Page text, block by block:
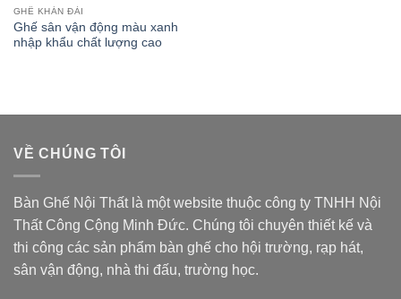
GHẾ KHÁN ĐÀI
Ghế sân vận động màu xanh
nhập khẩu chất lượng cao
VỀ CHÚNG TÔI
Bàn Ghế Nội Thất là một website thuộc công ty TNHH Nội
Thất Công Cộng Minh Đức. Chúng tôi chuyên thiết kế và
thi công các sản phẩm bàn ghế cho hội trường, rạp hát,
sân vận động, nhà thi đấu, trường học.